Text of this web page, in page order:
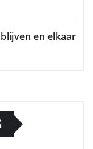
en elkaar